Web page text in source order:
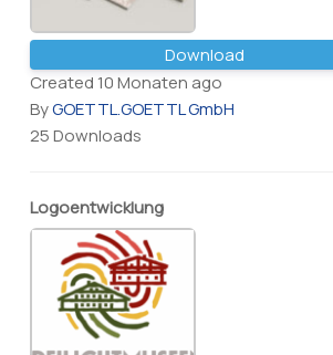
Download
Created 10 Monaten ago
ByGOETTL.GOETTL GmbH
25 Downloads
Logoentwicklung